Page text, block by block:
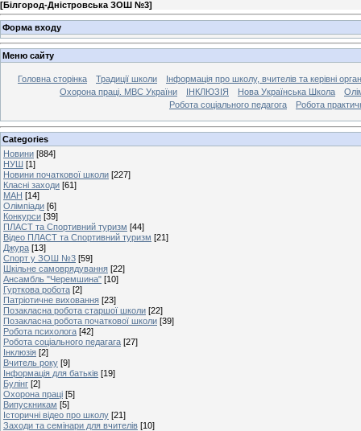
[Білгород-Дністровська ЗОШ №3]
Форма входу
Меню сайту
Головна сторінка Традиції школи
Інформація про школу, вчителів та керівні
Охорона праці. МВС України
ІНКЛЮЗІЯ Нова Українська Школа
Робота соціального педагога
Робота
Categories
Новини [884]
НУШ [1]
Новини початкової школи [227]
Класні заходи [61]
МАН [14]
Олімпіади [6]
Конкурси [39]
ПЛАСТ та Спортивний туризм [44]
Відео ПЛАСТ та Спортивний туризм [21]
Джура [13]
Спорт у ЗОШ №3 [59]
Шкільне самоврядування [22]
Ансамбль "Черемшина" [10]
Гурткова робота [2]
Патріотичне виховання [23]
Позакласна робота старшої школи [22]
Позакласна робота початкової школи [39]
Робота психолога [42]
Робота соціального педагага [27]
Інклюзія [2]
Вчитель року [9]
Інформація для батьків [19]
Булінг [2]
Охорона праці [5]
Випускникам [5]
Історичні відео про школу [21]
Заходи та семінари для вчителів [10]